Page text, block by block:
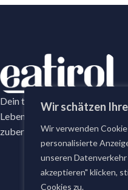
Wir schätzen
Wir verwenden
personalisierte
unseren Datenverkehr
akzeptieren" klicken,
Cookies zu.
Dein tägliches Frische-
Lebensmittel. Bei eatirol
zubereitete Gerichte und